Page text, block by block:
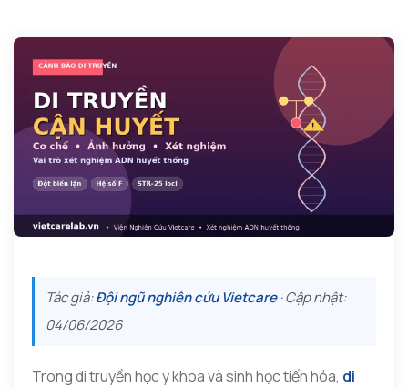
Tác giả:Đội ngũ nghiên cứu Vietcare· Cập nhật:
04/06/2026
Trong di truyền học y khoa và sinh học tiến hóa, di